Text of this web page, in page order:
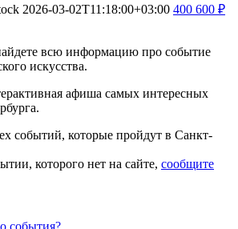
2026-03-02T11:18:00+03:00 400 600 ₽
всю информацию про событие
искусства.
афиша самых интересных
событий, которые пройдут в Санкт-
которого нет на сайте, сообщите
события?